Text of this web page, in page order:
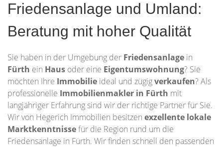
Friedensanlage und Umland:
Beratung mit hoher Qualität
Sie haben in der Umgebung der Friedensanlage in
Fürth ein Haus oder eine Eigentumswohnung? Sie
möchten Ihre Immobilie ideal und zügigverkaufen? Als
professionelle Immobilienmakler in Fürth mit
langjähriger Erfahrung sind wir der richtige Partner für Sie.
Wir von Hegerich Immobilien besitzen exzellente lokale
Marktkenntnissefür die Region rund um die
Friedensanlage in Fürth. Wir finden schnell den passenden